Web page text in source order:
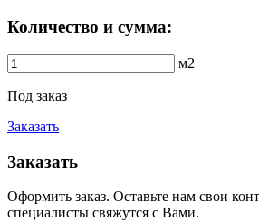
Количество и сумма:
м2
Под заказ
Заказать
Заказать
Оформить заказ. Оставьте нам свои
специалисты свяжутся с Вами.